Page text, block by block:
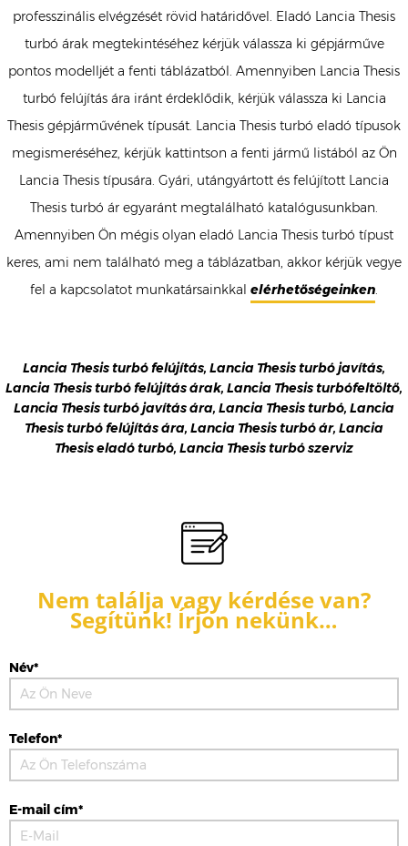
professzinális elvégzését rövid határidővel. Eladó Lancia Thesis
turbó árak megtekintéséhez kérjük válassza ki gépjárműve
pontos modelljét a fenti táblázatból. Amennyiben Lancia Thesis
turbó felújítás ára iránt érdeklődik, kérjük válassza ki Lancia
Thesis gépjárművének típusát. Lancia Thesis turbó eladó típusok
megismeréséhez, kérjük kattintson a fenti jármű listából az Ön
Lancia Thesis típusára. Gyári, utángyártott és felújított Lancia
Thesis turbó ár egyaránt megtalálható katalógusunkban.
Amennyiben Ön mégis olyan eladó Lancia Thesis turbó típust
keres, ami nem található meg a táblázatban, akkor kérjük vegye
fel a kapcsolatot munkatársainkkal elérhetőségeinken.
Lancia Thesis turbó felújítás, Lancia Thesis turbó javítás,
Lancia Thesis turbó felújítás árak, Lancia Thesis turbófeltöltő,
Lancia Thesis turbó javítás ára, Lancia Thesis turbó, Lancia
Thesis turbó felújítás ára, Lancia Thesis turbó ár, Lancia
Thesis eladó turbó, Lancia Thesis turbó szerviz
Nem találja vagy kérdése van?
Segítünk! Írjon nekünk…
Név*
Telefon*
E-mail cím*